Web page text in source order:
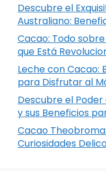
Descubre el
Australiano:
Cacao: Todo
que Está
Leche con Cacao:
para Disfrutar al
Descubre el
y sus Beneficios
Cacao
Curiosidades